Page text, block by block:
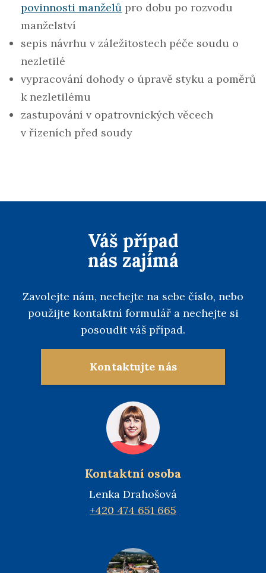
povinnosti manželů pro dobu po rozvodu
manželství
sepis návrhu v záležitostech péče soudu o
nezletilé
vypracování dohody o úpravě styku a poměrů
k nezletilému
zastupování v opatrovnických věcech
v řízeních před soudy
Váš případ
nás zajímá
Zavolejte nám, nechejte na sebe číslo, nebo
použijte kontaktní formulář a nechejte si
posoudit váš případ.
Kontaktujte nás
Kontaktní osoba
Lenka Drahošová
+420 474 651 665